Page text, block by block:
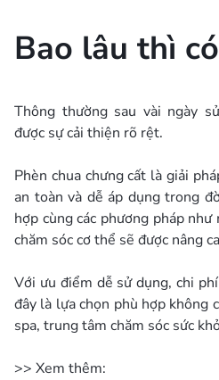
Bao lâu thì
Thông thường sau vài ngày
được sự cải thiện rõ rệt.
Phèn chua chưng cất là giải
an toàn và dễ áp dụng trong
hợp cùng các phương pháp
chăm sóc cơ thể sẽ được nâng
Với ưu điểm dễ sử dụng, chi
đây là lựa chọn phù hợp không
spa, trung tâm chăm sóc sức
>> Xem thêm: